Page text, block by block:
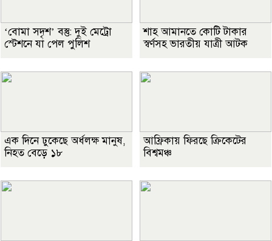
‘বোমা সদৃশ’ বস্তু: দুই মেট্রো
স্টেশনে যা পেল পুলিশ
শাহ আমানতে কোটি টাকার
স্বর্ণসহ ভারতীয় যাত্রী আটক
এক দিনে ঢুকেছে অর্ধলক্ষ মানুষ,
নিহত বেড়ে ১৮
আফ্রিকায় ফিরছে ক্রিকেটের
বিশ্বমঞ্চ